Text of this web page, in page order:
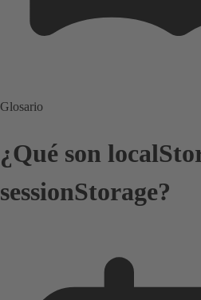
Glosario
¿Qué son
sessionStorage?